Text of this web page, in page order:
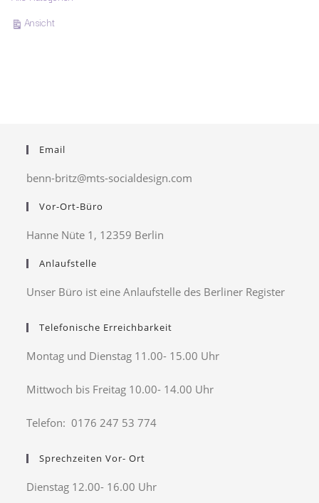
Ansichtausdrucken
Email
benn-britz@mts-socialdesign.com
Vor-Ort-Büro
Hanne Nüte 1, 12359 Berlin
Anlaufstelle
Unser Büro ist eine Anlaufstelle des Berliner Register
Telefonische Erreichbarkeit
Montag und Dienstag 11.00- 15.00 Uhr
Mittwoch bis Freitag 10.00- 14.00 Uhr
Telefon: 0176 247 53 774
Sprechzeiten Vor- Ort
Dienstag 12.00- 16.00 Uhr